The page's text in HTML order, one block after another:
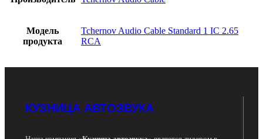
Модель
продукта
Tchernov Audio Cable Standard 1 IC 2.65
RCA
КУЗНИЦА АВТОЗВУКА